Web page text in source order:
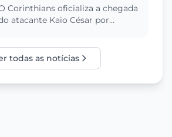
Chega para a
Corinthians oficializa a chegada
atacante Kaio César por
todas as notícias